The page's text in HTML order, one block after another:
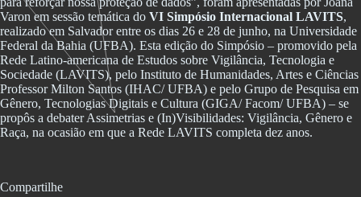
Varon em sessão temática do VI Simpósio Internacional LAVITS,
realizado em Salvador entre os dias 26 e 28 de junho, na Universidade
Federal da Bahia (UFBA). Esta edição do Simpósio – promovido pela
Rede Latino-americana de Estudos sobre Vigilância, Tecnologia e
Sociedade (LAVITS), pelo Instituto de Humanidades, Artes e Ciências
Professor Milton Santos (IHAC/ UFBA) e pelo Grupo de Pesquisa em
Gênero, Tecnologias Digitais e Cultura (GIGA/ Facom/ UFBA) – se
propôs a debater Assimetrias e (In)Visibilidades: Vigilância, Gênero e
Raça, na ocasião em que a Rede LAVITS completa dez anos.
Compartilhe